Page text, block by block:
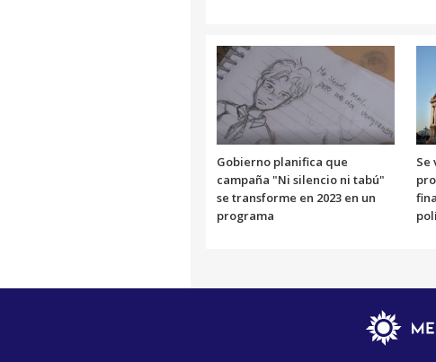
Gobierno planifica que
campaña "Ni silencio ni tabú"
se transforme en 2023 en un
programa
Se